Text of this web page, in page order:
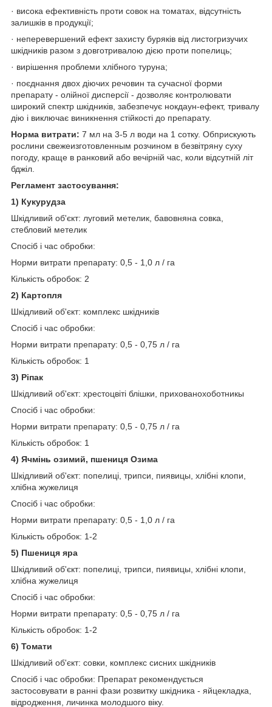
· висока ефективність проти совок на томатах, відсутність
залишків в продукції;
· неперевершений ефект захисту буряків від листогризучих
шкідників разом з довготривалою дією проти попелиць;
· вирішення проблеми хлібного туруна;
· поєднання двох діючих речовин та сучасної форми
препарату - олійної дисперсії - дозволяє контролювати
широкий спектр шкідників, забезпечує нокдаун-ефект, тривалу
дію і виключає виникнення стійкості до препарату.
Норма витрати: 7 мл на 3-5 л води на 1 сотку. Обприскують
рослини свежеизготовленным розчином в безвітряну суху
погоду, краще в ранковий або вечірній час, коли відсутній літ
бджіл.
Регламент застосування:
1) Кукурудза
Шкідливий об'єкт: луговий метелик, бавовняна совка,
стебловий метелик
Спосіб і час обробки:
Норми витрати препарату: 0,5 - 1,0 л / га
Кількість обробок: 2
2) Картопля
Шкідливий об'єкт: комплекс шкідників
Спосіб і час обробки:
Норми витрати препарату: 0,5 - 0,75 л / га
Кількість обробок: 1
3) Ріпак
Шкідливий об'єкт: хрестоцвіті блішки, прихованохоботникы
Спосіб і час обробки:
Норми витрати препарату: 0,5 - 0,75 л / га
Кількість обробок: 1
4) Ячмінь озимий, пшениця Озима
Шкідливий об'єкт: попелиці, трипси, пиявицы, хлібні клопи,
хлібна жужелиця
Спосіб і час обробки:
Норми витрати препарату: 0,5 - 1,0 л / га
Кількість обробок: 1-2
5) Пшениця яра
Шкідливий об'єкт: попелиці, трипси, пиявицы, хлібні клопи,
хлібна жужелиця
Спосіб і час обробки:
Норми витрати препарату: 0,5 - 0,75 л / га
Кількість обробок: 1-2
6) Томати
Шкідливий об'єкт: совки, комплекс сисних шкідників
Спосіб і час обробки: Препарат рекомендується
застосовувати в ранні фази розвитку шкідника - яйцекладка,
відродження, личинка молодшого віку.